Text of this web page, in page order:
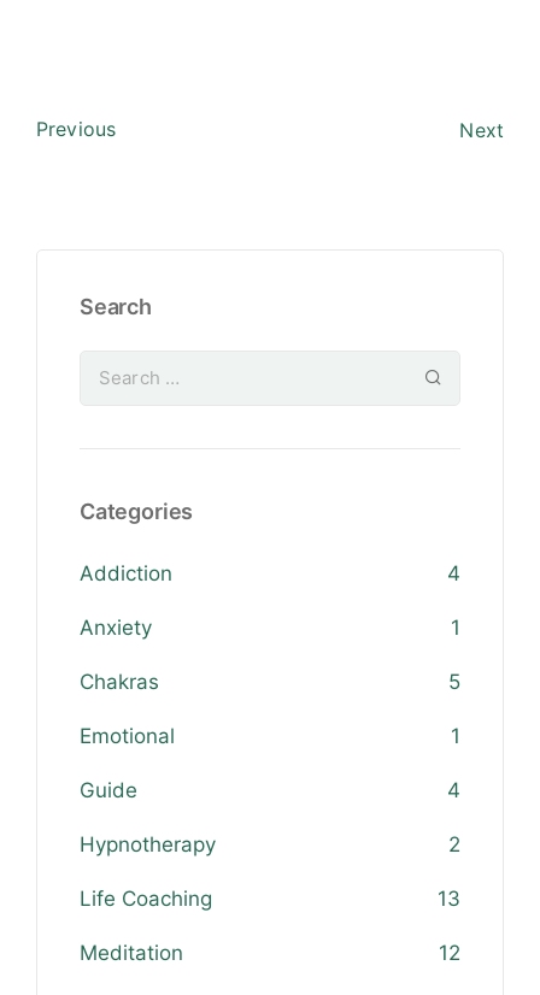
Previous Next
Search
Categories
Addiction 4
Anxiety 1
Chakras 5
Emotional 1
Guide 4
Hypnotherapy 2
Life Coaching 13
Meditation 12